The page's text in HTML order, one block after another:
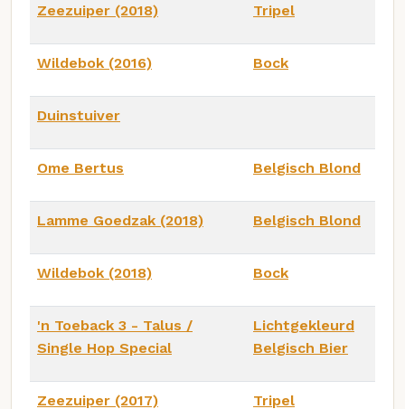
Zeezuiper (2018) Tripel
Wildebok (2016) Bock
Duinstuiver
Ome Bertus Belgisch Blond
Lamme Goedzak (2018) Belgisch Blond
Wildebok (2018) Bock
'n Toeback 3 - Talus /
Single Hop Special
Lichtgekleurd
Belgisch Bier
Zeezuiper (2017) Tripel